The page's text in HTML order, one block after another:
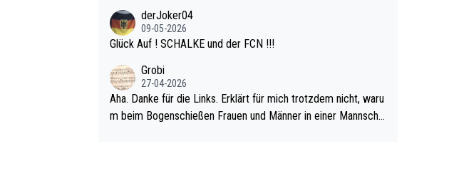
werden, im Arm hat. Und, dass Medikamente ihm helfen! Ich gl
aube immer noch, dass sehr viele der Dartits-Fälle fälschlich p
d diese könnten teils wirksam behandelt werden! Dafür müsst
e man nur zum Neurologen und nicht zum Mentaltrainer gehe
derJoker04
09-05-2026
Glück Auf ! SCHALKE und der FCN !!!
Grobi
27-04-2026
Aha. Danke für die Links. Erklärt für mich trotzdem nicht, waru
m beim Bogenschießen Frauen und Männer in einer Mannscha